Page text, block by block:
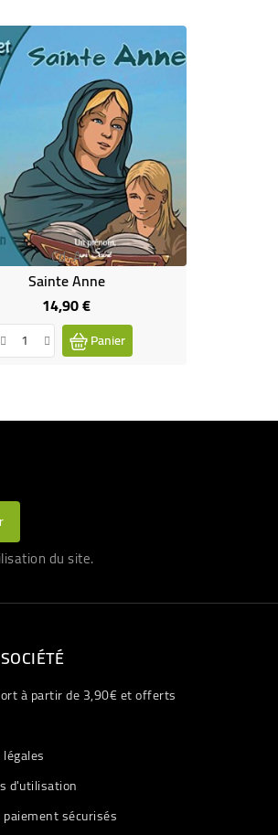
Cd-A
Sainte Anne
14,90 €Prix
Panier
du site.
à partir de 3,90€ et offerts
d'utilisation
paiement sécurisés